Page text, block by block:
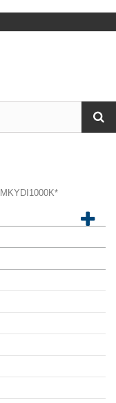
MKYDI1000K*